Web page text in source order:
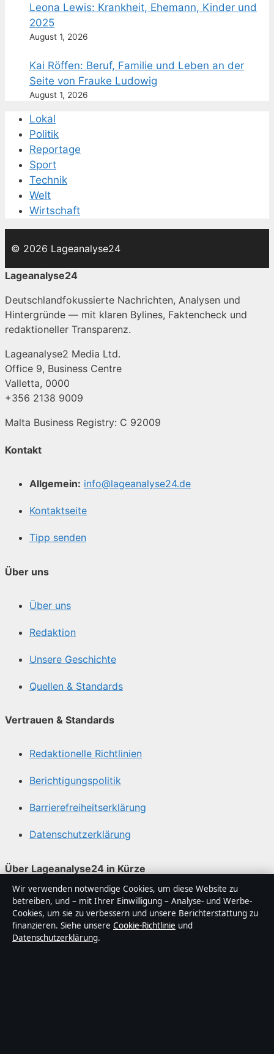
Leona Lewis: Krankheit, Ehemann, Kinder und
2025
August 1, 2026
Kai Röffen: Beruf, Familie und Leben an der
Seite von Frauke Ludowig
August 1, 2026
Lokal
Politik
Reportage
Sport
Technik
Welt
Wirtschaft
© 2026 Lageanalyse24
Lageanalyse24
Deutschlandfokussierte Nachrichten, Analysen und
Hintergründe — mit klaren Bylines, Faktencheck und
redaktioneller Transparenz.
Lageanalyse2 Media Ltd.
Office 9, Business Centre
Valletta, 0000
+356 2138 9009
Malta Business Registry: C 92009
Kontakt
Allgemein: info@lageanalyse24.de
Kontaktseite
Tipp senden
Über uns
Über uns
Redaktion
Unsere Geschichte
Quellen & Standards
Vertrauen & Standards
Redaktionelle Richtlinien
Berichtigungspolitik
Barrierefreiheitserklärung
Datenschutzerklärung
Über Lageanalyse24 in Kürze
Lageanalyse24 ist ein unabhängiger digitaler
Nachrichtenanbieter mit Fokus auf Politik, Wirtschaft,
Technik und Gesellschaft in Deutschland. Jeder Artikel
trägt eine Byline, wird von einem Redakteur geprüft und
Wir verwenden notwendige Cookies, um diese Website zu
betreiben, und – mit Ihrer Einwilligung – Analyse- und Werbe-
Cookies, um sie zu verbessern und unsere Berichterstattung zu
finanzieren. Siehe unsere Cookie-Richtlinie und
Datenschutzerklärung.